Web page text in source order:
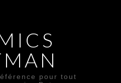
pour tout